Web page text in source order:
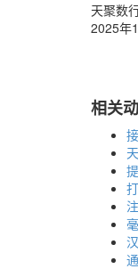
天聚数
2025年
相关